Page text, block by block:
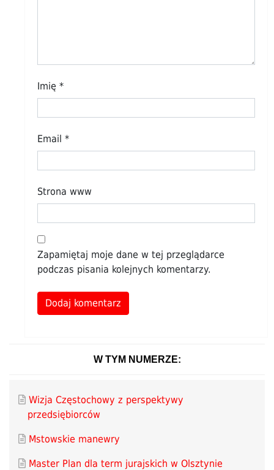
Imię *
Email *
Strona www
Zapamiętaj moje dane w tej przeglądarce
podczas pisania kolejnych komentarzy.
W TYM NUMERZE:
Wizja Częstochowy z perspektywy
przedsiębiorców
Mstowskie manewry
Master Plan dla term jurajskich w Olsztynie